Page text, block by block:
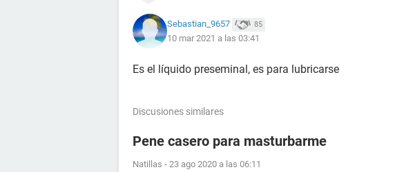
Sebastian_9657 85
10 mar 2021 a las 03:41
Es el líquido preseminal, es para lubricarse
Discusiones similares
Pene casero para masturbarme
Natillas - 23 ago 2020 a las 06:11